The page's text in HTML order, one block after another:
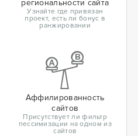
региональности сайта
Узнайте где привязан
проект, есть ли бонус в
ранжировании
Аффилированность
сайтов
Присутствует ли фильтр
пессимизации на одном из
сайтов